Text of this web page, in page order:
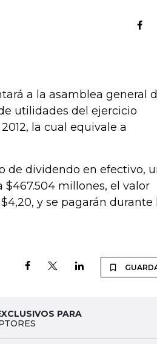
a la asamblea general
utilidades del ejercicio
la cual equivale a
de dividendo en efectivo,
millones, el valor
y se pagarán durante
PARA